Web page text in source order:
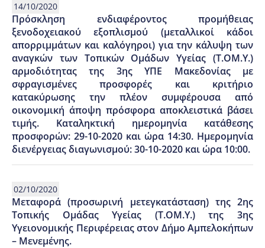
14/10/2020
Πρόσκληση ενδιαφέροντος προμήθειας
ξενοδοχειακού εξοπλισμού (μεταλλικοί κάδοι
απορριμμάτων και καλόγηροι) για την κάλυψη των
αναγκών των Τοπικών Ομάδων Υγείας (Τ.ΟΜ.Υ.)
αρμοδιότητας της 3ης ΥΠΕ Μακεδονίας με
σφραγισμένες προσφορές και κριτήριο
κατακύρωσης την πλέον συμφέρουσα από
οικονομική άποψη πρόσφορα αποκλειστικά βάσει
τιμής. Καταληκτική ημερομηνία κατάθεσης
προσφορών: 29-10-2020 και ώρα 14:30. Ημερομηνία
διενέργειας διαγωνισμού: 30-10-2020 και ώρα 10:00.
02/10/2020
Μεταφορά (προσωρινή μετεγκατάσταση) της 2ης
Τοπικής Ομάδας Υγείας (Τ.ΟΜ.Υ.) της 3ης
Υγειονομικής Περιφέρειας στον Δήμο Αμπελοκήπων
– Μενεμένης.